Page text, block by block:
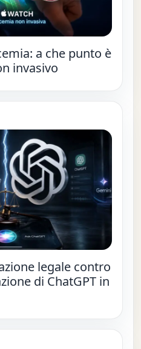
a che punto è
invasivo
legale contro
di ChatGPT in